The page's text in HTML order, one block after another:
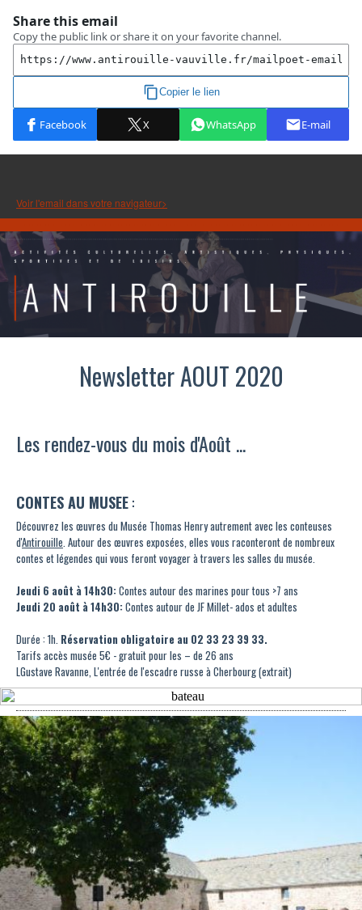
Voir l'email dans votre navigateur>
Newsletter AOUT 2020
Les rendez-vous du mois d'Août ...
CONTES AU MUSEE:
Découvrez les œuvres du Musée Thomas Henry autrement avec les conteuses
d'Antirouille. Autour des œuvres exposées, elles vous raconteront de nombreux
contes et légendes qui vous feront voyager à travers les salles du musée.
Jeudi 6 août à 14h30: Contes autour des marines pour tous >7 ans
Jeudi 20 août à 14h30: Contes autour de JF Millet- ados et adultes
Durée : 1h. Réservation obligatoire au 02 33 23 39 33.
Tarifs accès musée 5€ - gratuit pour les – de 26 ans
LGustave Ravanne, L'entrée de l'escadre russe à Cherbourg (extrait)